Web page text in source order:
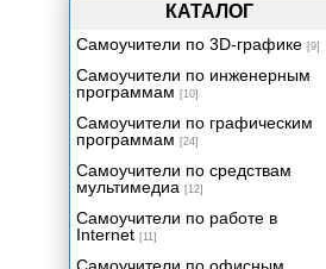
Создаем приложение:
Включение звука в ваше
приложение
Создаем приложение:
Добавление контента со
сведениями о продукции
Включение цифрового видео в
ваше приложение
Трехмерная графика реального
времени
КАТАЛОГ
Самоучители по 3D-графике [9]
Самоучители по инженерным
программам [10]
Самоучители по графическим
программам [24]
Самоучители по средствам
мультимедиа [12]
Самоучители по работе в
Internet [11]